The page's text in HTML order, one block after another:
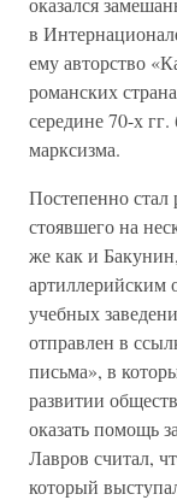
в
ему авторство
романских
середине 70-х
марксизма.
Постепенно
стоявшего на
же как и
артиллерийским
учебных
отправлен в
письма», в
развитии
оказать помощь
Лавров считал,
который